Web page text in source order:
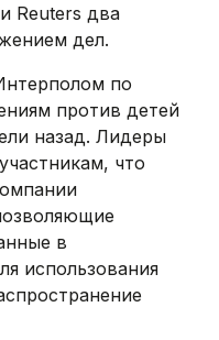
Reuters два
дел.
по
против детей
назад. Лидеры
что
в
использования